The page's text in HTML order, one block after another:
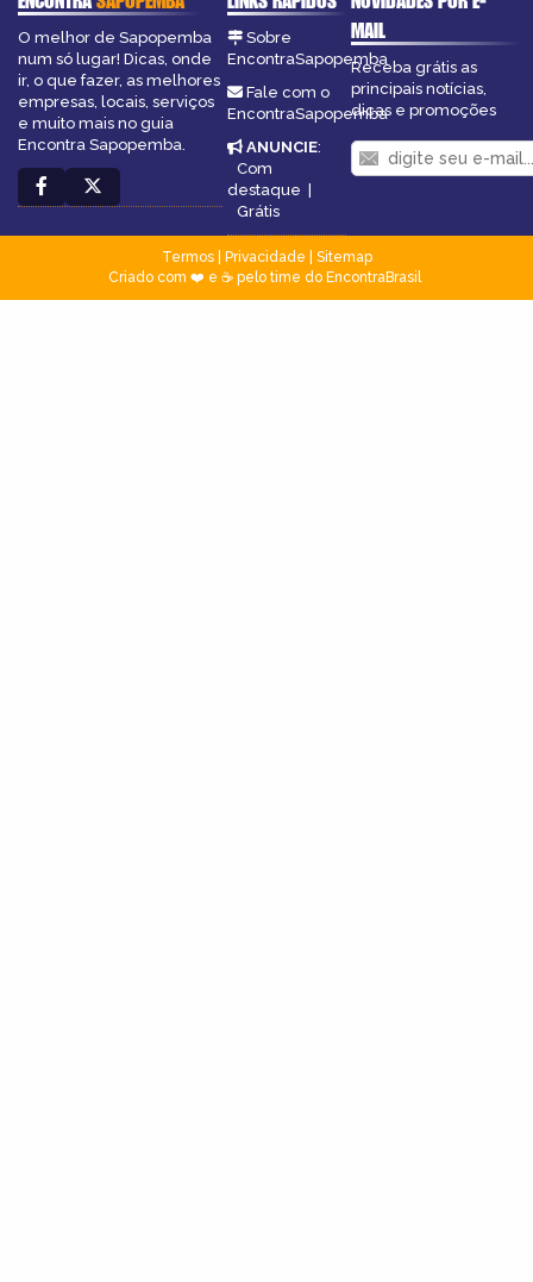
O melhor de Sapopemba
num só lugar! Dicas, onde
ir, o que fazer, as melhores
empresas, locais, serviços
e muito mais no guia
Encontra Sapopemba.
Sobre
EncontraSapopemba
Fale com o
EncontraSapopemba
ANUNCIE:
Com
destaque
Grátis
MAIL
Receba grátis as
principais notícias,
dicas e promoções
Termos| Privacidade
Sitemap
Criado com ❤️ e ☕ pelo time do EncontraBrasil